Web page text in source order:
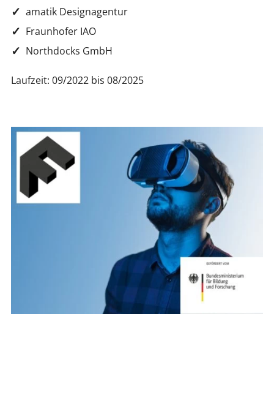
amatik Designagentur
Fraunhofer IAO
Northdocks GmbH
Laufzeit: 09/2022 bis 08/2025